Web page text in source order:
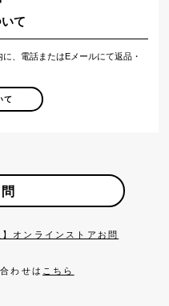
て
、電話またはEメールにて返品・
て
オンラインストアお問
わせは こちら